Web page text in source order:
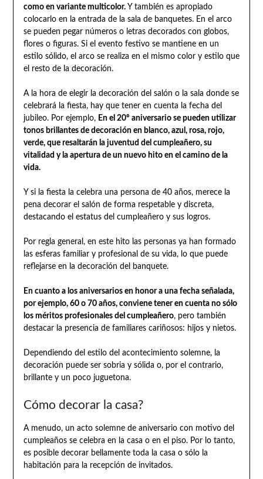
como en variante multicolor.Y también es apropiado
colocarlo en la entrada de la sala de banquetes. En el arco
se pueden pegar números o letras decorados con globos,
flores o figuras. Si el evento festivo se mantiene en un
estilo sólido, el arco se realiza en el mismo color y estilo que
el resto de la decoración.
A la hora de elegir la decoración del salón o la sala donde se
celebrará la fiesta, hay que tener en cuenta la fecha del
jubileo. Por ejemplo, En el 20º aniversario se pueden utilizar
tonos brillantes de decoración en blanco, azul, rosa, rojo,
verde, que resaltarán la juventud del cumpleañero, su
vitalidad y la apertura de un nuevo hito en el camino de la
vida.
Y si la fiesta la celebra una persona de 40 años, merece la
pena decorar el salón de forma respetable y discreta,
destacando el estatus del cumpleañero y sus logros.
Por regla general, en este hito las personas ya han formado
las esferas familiar y profesional de su vida, lo que puede
reflejarse en la decoración del banquete.
En cuanto a los aniversarios en honor a una fecha señalada,
por ejemplo, 60 o 70 años, conviene tener en cuenta no sólo
los méritos profesionales del cumpleañero, pero también
destacar la presencia de familiares cariñosos: hijos y nietos.
Dependiendo del estilo del acontecimiento solemne, la
decoración puede ser sobria y sólida o, por el contrario,
brillante y un poco juguetona.
Cómo decorar la casa?
A menudo, un acto solemne de aniversario con motivo del
cumpleaños se celebra en la casa o en el piso. Por lo tanto,
es posible decorar bellamente toda la casa o sólo la
habitación para la recepción de invitados.